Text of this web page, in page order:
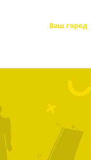
Ваш город